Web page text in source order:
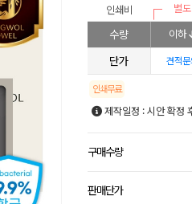
인쇄비 별도
수량 이하
단가 견적문
인쇄무료
제작일정 : 시안 확정
구매수량
판매단가